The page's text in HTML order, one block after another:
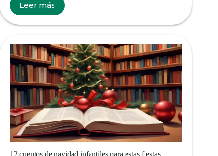
Leer más
12 cuentos de navidad infantiles para estas fiestas